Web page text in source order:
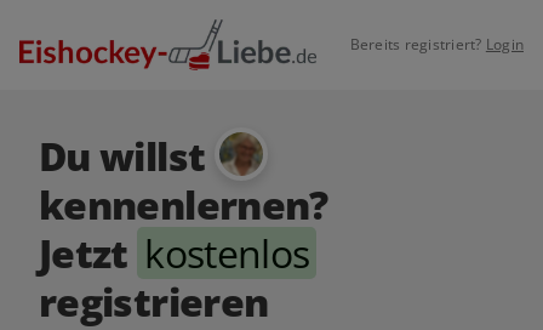
Bereits registriert? Login
Du willst
kennenlernen?
Jetzt kostenlos
registrieren